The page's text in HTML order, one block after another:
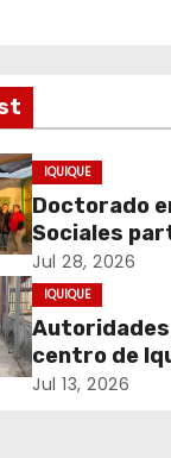
IQUIQUE
Doctorado
Sociales
experiencia
sobre
Jul 28, 2026
IQUIQUE
centro de
vecinos para
Jul 13, 2026